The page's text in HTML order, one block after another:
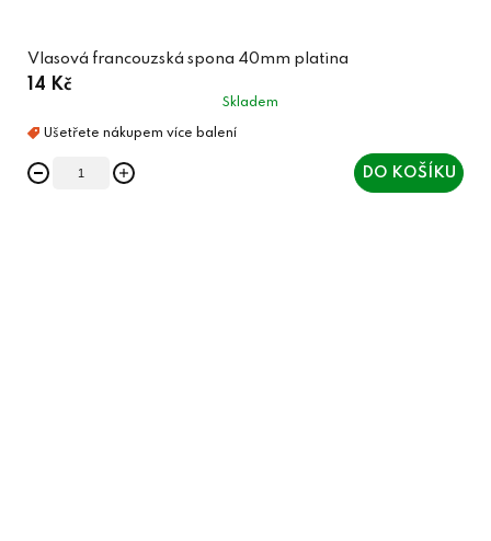
Vlasová francouzská spona 40mm platina
14 Kč
Skladem
DO KOŠÍKU